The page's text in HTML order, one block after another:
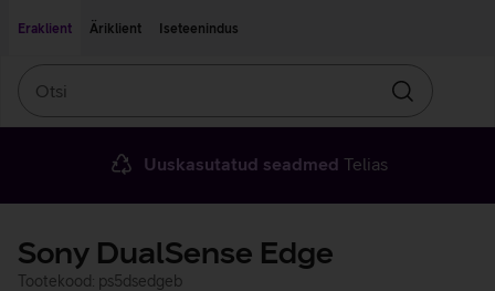
Eraklient
Äriklient Iseteenindus
Otsin
Uuskasutatud seadmed Telias
Sony DualSense Edge
Tootekood: ps5dsedgeb